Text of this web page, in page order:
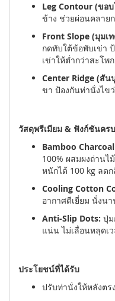
Leg Contour (ขอ
ข้าง ช่วยผ่อนคลาย
Front Slope (มุมเ
กดทับใต้ข้อพับเข่า
เข่าให้ต่ำกว่าสะโพ
Center Ridge (สัน
ขา ป้องกันท่านั่งไข
วัสดุพรีเมียม & ฟังก์ชันครบ
Bamboo
100% ผสมผงถ่าน
หนักได้ 100 kg ลด
Cooling Cotton
อากาศดีเยี่ยม นั่งน
Anti-Slip Dots: ปุ่ม
แน่น ไม่เลื่อนหลุดเ
ประโยชน์ที่ได้รับ
ปรับท่านั่งให้หลังตร